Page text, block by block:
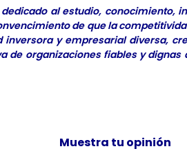
al estudio, conocimiento,
de que la
y empresarial diversa,
de organizaciones fiables y
Muestra tu opinión